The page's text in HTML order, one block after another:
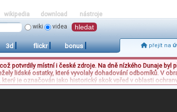
wiki
videa
wikipedia download nástroje
3d | flickr | bonus | přejít na
potvrdily místní i české zdroje. Na dně nízkého Dunaje byl
lidské ostatky, které vyvolaly dohadování odborníků. V
je označován jako historický skok vpřed v oblasti
techniky včetně stíhačky MiG-21 či vozidel Harley-